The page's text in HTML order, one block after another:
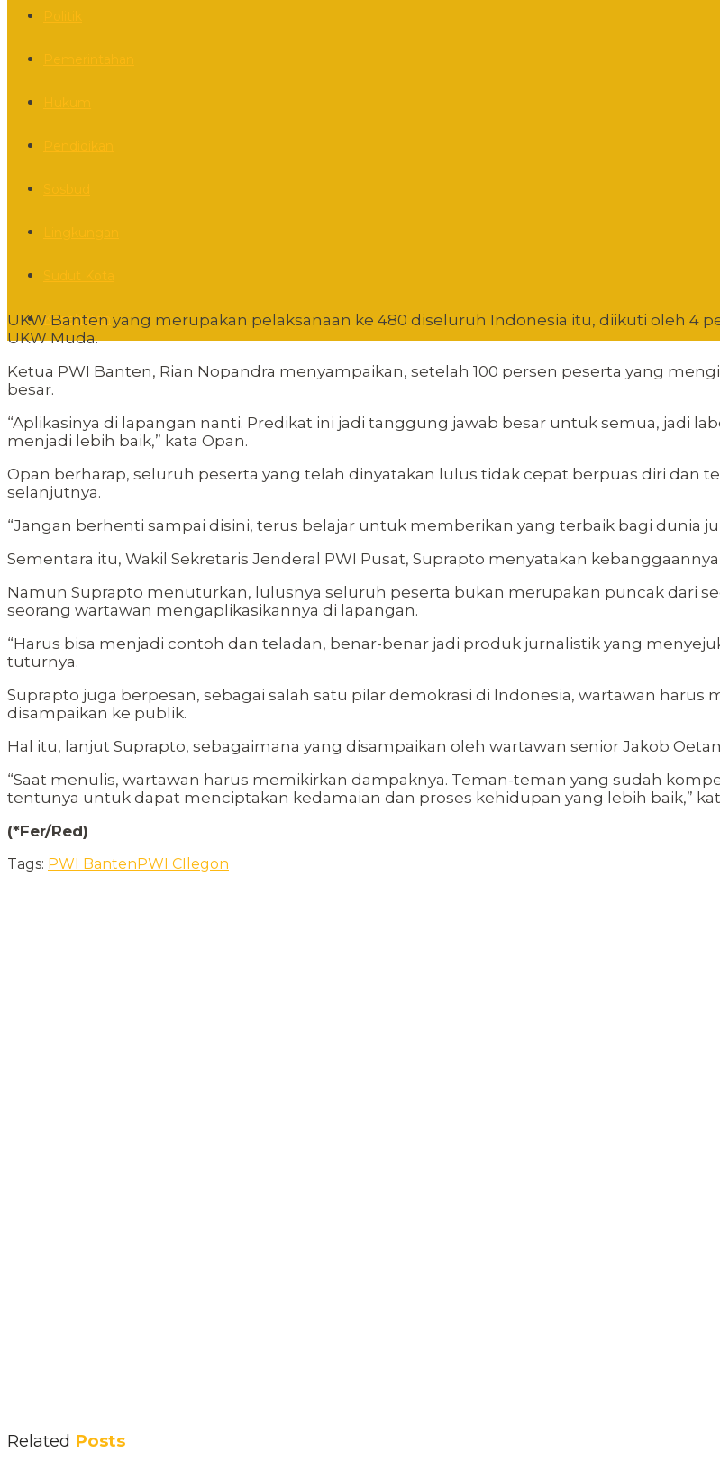
Kesehatan
UKW Banten yang merupakan pelaksanaan ke 480 diseluruh Indonesia itu, diikuti oleh 4
UKW Muda.
Ketua PWI Banten, Rian Nopandra menyampaikan, setelah 100 persen peserta yang
besar.
“Aplikasinya di lapangan nanti. Predikat ini jadi tanggung jawab besar untuk semua, jadi
menjadi lebih baik,” kata Opan.
Opan berharap, seluruh peserta yang telah dinyatakan lulus tidak cepat berpuas diri
selanjutnya.
“Jangan berhenti sampai disini, terus belajar untuk memberikan yang terbaik bagi dunia
Sementara itu, Wakil Sekretaris Jenderal PWI Pusat, Suprapto menyatakan
Namun Suprapto menuturkan, lulusnya seluruh peserta bukan merupakan puncak dari
seorang wartawan mengaplikasikannya di lapangan.
“Harus bisa menjadi contoh dan teladan, benar-benar jadi produk jurnalistik yang
tuturnya.
Suprapto juga berpesan, sebagai salah satu pilar demokrasi di Indonesia, wartawan
disampaikan ke publik.
Hal itu, lanjut Suprapto, sebagaimana yang disampaikan oleh wartawan senior Jakob
“Saat menulis, wartawan harus memikirkan dampaknya. Teman-teman yang sudah
tentunya untuk dapat menciptakan kedamaian dan proses kehidupan yang lebih baik,”
(*Fer/Red)
Tags: PWI Banten PWI CIlegon
Related Posts